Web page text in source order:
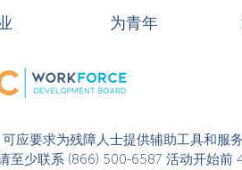
为青年
应要求为残障人士提供辅助工具和服
少联系 (866) 500-6587 活动开始前